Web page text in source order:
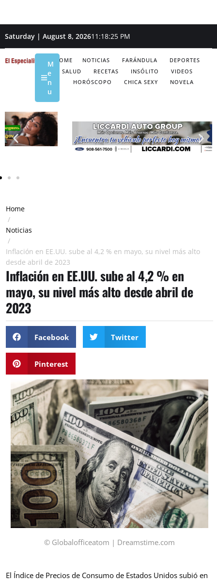
Saturday | August 8, 202611:18:26 PM
HOME NOTICIAS FARÁNDULA
DEPORTES
SALUD
RECETAS INSÓLITO
VIDEOS
HORÓSCOPO
CHICA SEXY NOVELA
M
e
n
u
Home
/
Noticias
/
Inflación en EE.UU. sube al 4,2 % en mayo, su nivel más alto
desde abril de 2023
Inflación en EE.UU. sube al 4,2 % en
mayo, su nivel más alto desde abril de
2023
Facebook Twitter
Pinterest
© Globalofficeatom | Dreamstime.com
El Índice de Precios de Consumo de Estados Unidos subió en